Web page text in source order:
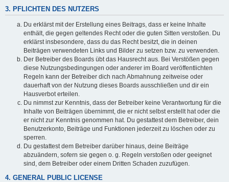
3. PFLICHTEN DES NUTZERS
Du erklärst mit der Erstellung eines Beitrags, dass er keine Inhalte
enthält, die gegen geltendes Recht oder die guten Sitten verstoßen. Du
erklärst insbesondere, dass du das Recht besitzt, die in deinen
Beiträgen verwendeten Links und Bilder zu setzen bzw. zu verwenden.
Der Betreiber des Boards übt das Hausrecht aus. Bei Verstößen gegen
diese Nutzungsbedingungen oder anderer im Board veröffentlichten
Regeln kann der Betreiber dich nach Abmahnung zeitweise oder
dauerhaft von der Nutzung dieses Boards ausschließen und dir ein
Hausverbot erteilen.
Du nimmst zur Kenntnis, dass der Betreiber keine Verantwortung für die
Inhalte von Beiträgen übernimmt, die er nicht selbst erstellt hat oder die
er nicht zur Kenntnis genommen hat. Du gestattest dem Betreiber, dein
Benutzerkonto, Beiträge und Funktionen jederzeit zu löschen oder zu
sperren.
Du gestattest dem Betreiber darüber hinaus, deine Beiträge
abzuändern, sofern sie gegen o. g. Regeln verstoßen oder geeignet
sind, dem Betreiber oder einem Dritten Schaden zuzufügen.
4. GENERAL PUBLIC LICENSE